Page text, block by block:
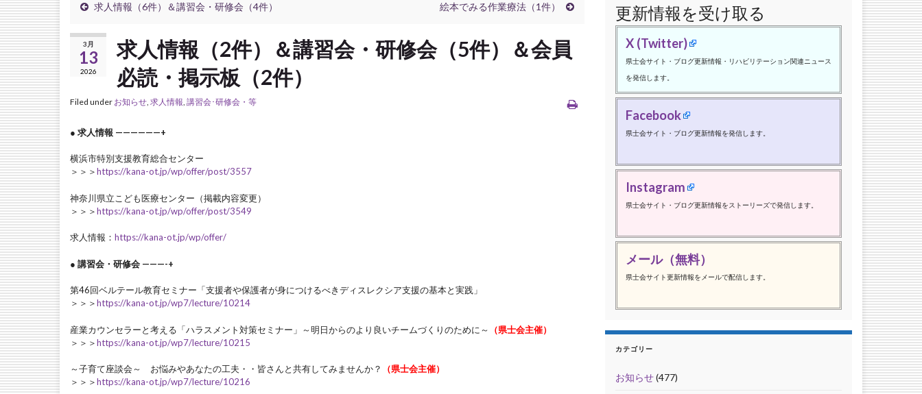
求人情報（6件）＆講習会・研修会（4件） 絵本でみる作業療法（1件）
3月
13
2026
求人情報（2件）＆講習会・研修会（5件）＆会員
必読・掲示板（2件）
Filed under お知らせ, 求人情報, 講習会･研修会・等
● 求人情報 ——————+
横浜市特別支援教育総合センター
＞＞＞https://kana-ot.jp/wp/offer/post/3557
神奈川県立こども医療センター（掲載内容変更）
＞＞＞https://kana-ot.jp/wp/offer/post/3549
求人情報： https://kana-ot.jp/wp/offer/
● 講習会・研修会 ———-+
第46回ベルテール教育セミナー「支援者や保護者が身につけるべきディスレクシア支援の基本と実践」
＞＞＞https://kana-ot.jp/wp7/lecture/10214
産業カウンセラーと考える「ハラスメント対策セミナー」～明日からのより良いチームづくりのために～
（県士会主催）
＞＞＞https://kana-ot.jp/wp7/lecture/10215
～子育て座談会～ お悩みやあなたの工夫・・皆さんと共有してみませんか？
（県士会主催）
＞＞＞https://kana-ot.jp/wp7/lecture/10216
更新情報を受け取る
X (Twitter)
県士会サイト・ブログ更新情報・リハビリテーション関連ニュース
を発信します。
Facebook
県士会サイト・ブログ更新情報を発信します。
Instagram
県士会サイト・ブログ更新情報をストーリーズで発信します。
メール（無料）
県士会サイト更新情報をメールで配信します。
カテゴリー
お知らせ(477)